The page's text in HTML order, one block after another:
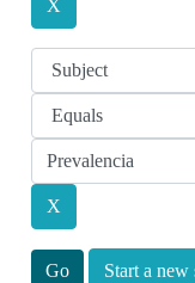
Start a new